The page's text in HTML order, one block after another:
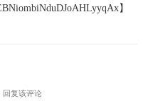
】
回复该评论